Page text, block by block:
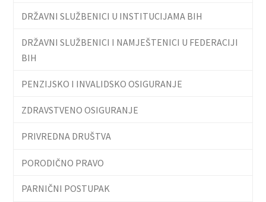
DRŽAVNI SLUŽBENICI U INSTITUCIJAMA BIH
DRŽAVNI SLUŽBENICI I NAMJEŠTENICI U FEDERACIJI
BIH
PENZIJSKO I INVALIDSKO OSIGURANJE
ZDRAVSTVENO OSIGURANJE
PRIVREDNA DRUŠTVA
PORODIČNO PRAVO
PARNIČNI POSTUPAK